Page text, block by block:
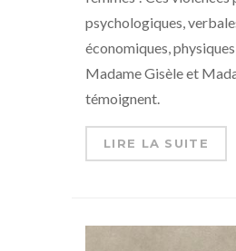
psychologiques,
économiques,
Madame Gisèle et
témoignent.
LIRE LA SUITE